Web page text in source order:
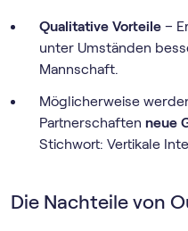
Qualitative Vorteile –
unter Umständen
Mannschaft.
Möglicherweise
Partnerschaften neue
Stichwort: Vertikale
Die Nachteile von